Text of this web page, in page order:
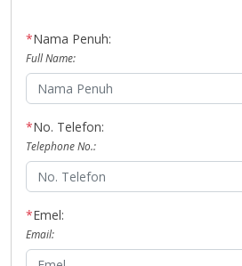
*Nama Penuh:
Full Name:
*No. Telefon:
Telephone No.:
*Emel:
Email: